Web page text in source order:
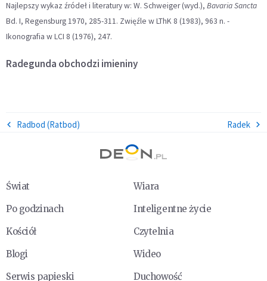
Najlepszy wykaz źródeł i literatury w: W. Schweiger (wyd.), Bavaria Sancta
Bd. I, Regensburg 1970, 285-311. Zwięźle w LThK 8 (1983), 963 n. -
Ikonografia w LCI 8 (1976), 247.
Radegunda obchodzi imieniny
Radbod (Ratbod) Radek
Świat
Wiara
Po godzinach
Inteligentne życie
Kościół
Czytelnia
Blogi
Wideo
Serwis papieski
Duchowość